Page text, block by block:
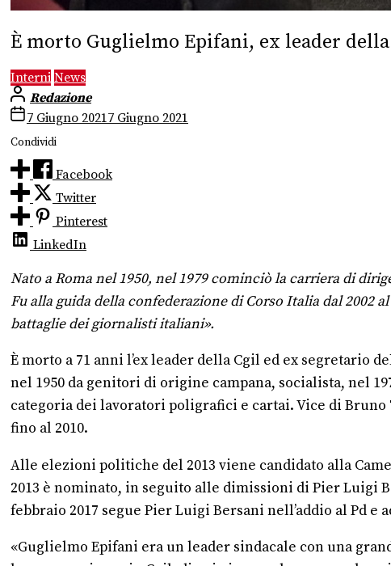
È morto Guglielmo Epifani, ex leader
Interni News
Redazione
7 Giugno 20217 Giugno 2021
Condividi
Facebook
Twitter
Pinterest
LinkedIn
Nato a Roma nel 1950, nel 1979 cominciò la carriera di
Fu alla guida della confederazione di Corso Italia dal 2002
battaglie dei giornalisti italiani».
È morto a 71 anni l’ex leader della Cgil ed ex segretario
nel 1950 da genitori di origine campana, socialista, nel
categoria dei lavoratori poligrafici e cartai. Vice di
fino al 2010.
Alle elezioni politiche del 2013 viene candidato alla
2013 è nominato, in seguito alle dimissioni di Pier Luigi
febbraio 2017 segue Pier Luigi Bersani nell’addio al Pd
«Guglielmo Epifani era un leader sindacale con una